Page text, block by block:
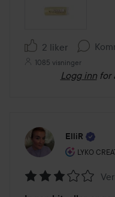
2 liker
1085 visninger
Logg inn for
ElliR
LYKO
Brukerens